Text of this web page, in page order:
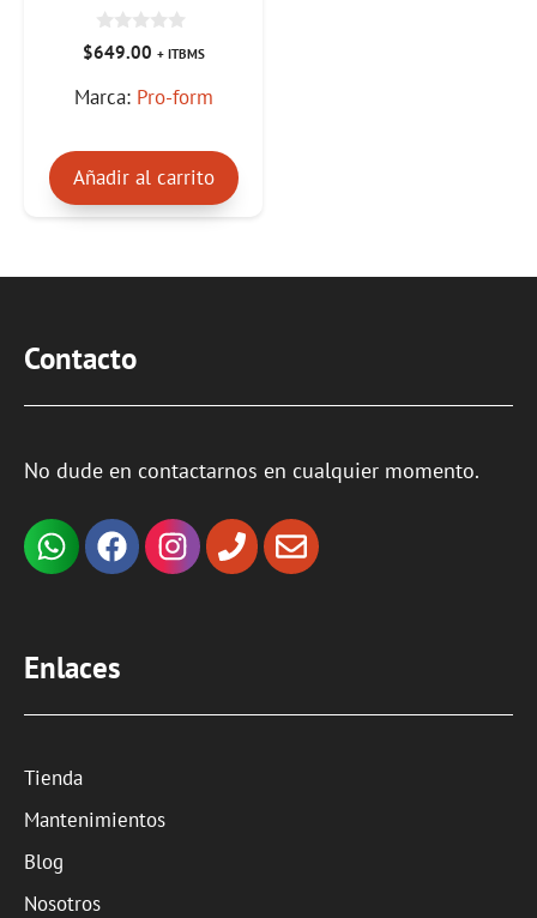
0
d
5
$649.00 + ITBMS
Marca: Pro-form
Añadir al carrito
Contacto
No dude en contactarnos en cualquier momento.
Enlaces
Tienda
Mantenimientos
Blog
Nosotros